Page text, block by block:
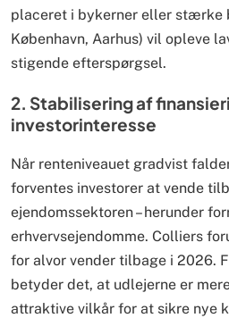
placeret i bykerner eller stærke
København, Aarhus) vil opleve
stigende efterspørgsel.
2. Stabilisering af
investorinteresse
Når renteniveauet gradvist
forventes investorer at vende
ejendomssektoren – herunder
erhvervsejendomme. Colliers
for alvor vender tilbage i 2026.
betyder det, at udlejerne er
attraktive vilkår for at sikre nye